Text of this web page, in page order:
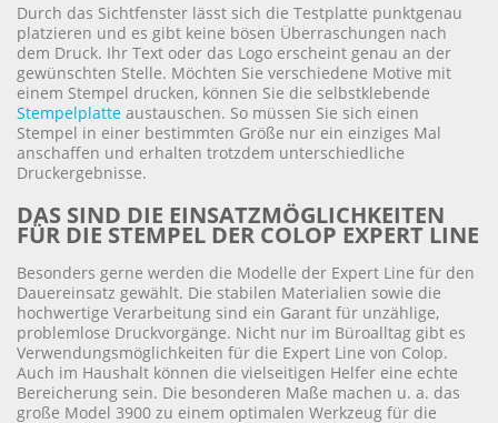
Durch das Sichtfenster lässt sich die Testplatte punktgenau
platzieren und es gibt keine bösen Überraschungen nach
dem Druck. Ihr Text oder das Logo erscheint genau an der
gewünschten Stelle. Möchten Sie verschiedene Motive mit
einem Stempel drucken, können Sie die selbstklebende
Stempelplatte austauschen. So müssen Sie sich einen
Stempel in einer bestimmten Größe nur ein einziges Mal
anschaffen und erhalten trotzdem unterschiedliche
Druckergebnisse.
DAS SIND DIE EINSATZMÖGLICHKEITEN
FÜR DIE STEMPEL DER COLOP EXPERT LINE
Besonders gerne werden die Modelle der Expert Line für den
Dauereinsatz gewählt. Die stabilen Materialien sowie die
hochwertige Verarbeitung sind ein Garant für unzählige,
problemlose Druckvorgänge. Nicht nur im Büroalltag gibt es
Verwendungsmöglichkeiten für die Expert Line von Colop.
Auch im Haushalt können die vielseitigen Helfer eine echte
Bereicherung sein. Die besonderen Maße machen u. a. das
große Model 3900 zu einem optimalen Werkzeug für die